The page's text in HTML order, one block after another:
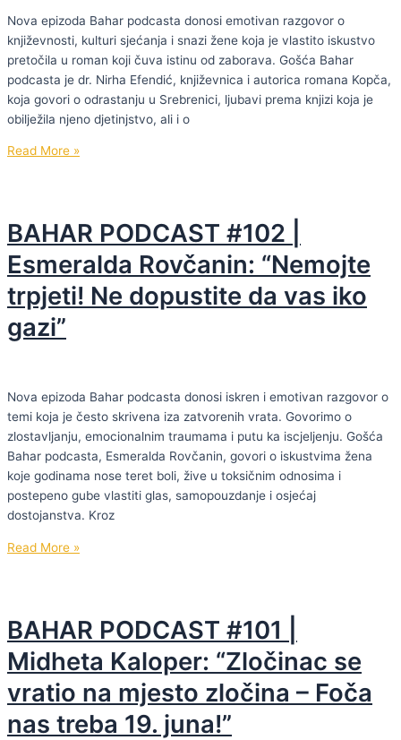
ako
ne
prestanem
pomagati
Palestini!”
Nova epizoda Bahar podcasta donosi emotivan razgovor o
književnosti, kulturi sjećanja i snazi žene koja je vlastito iskustvo
pretočila u roman koji čuva istinu od zaborava. Gošća Bahar
podcasta je dr. Nirha Efendić, književnica i autorica romana Kopča,
koja govori o odrastanju u Srebrenici, ljubavi prema knjizi koja je
obilježila njeno djetinjstvo, ali i o
BAHAR
Dr.
Nirha
Efendić:
“Kada
počnu
umirati
umjetnost.”
Read More »
BAHAR PODCAST #102 |
Esmeralda Rovčanin: “Nemojte
trpjeti! Ne dopustite da vas iko
gazi”
Nova epizoda Bahar podcasta donosi iskren i emotivan razgovor o
temi koja je često skrivena iza zatvorenih vrata. Govorimo o
zlostavljanju, emocionalnim traumama i putu ka iscjeljenju. Gošća
Bahar podcasta, Esmeralda Rovčanin, govori o iskustvima žena
koje godinama nose teret boli, žive u toksičnim odnosima i
postepeno gube vlastiti glas, samopouzdanje i osjećaj
dostojanstva. Kroz
BAHAR
Rovčanin:
“Nemojte
trpjeti!
dopustite
da
Read More »
BAHAR PODCAST #101 |
Midheta Kaloper: “Zločinac se
vratio na mjesto zločina – Foča
nas treba 19. juna!”